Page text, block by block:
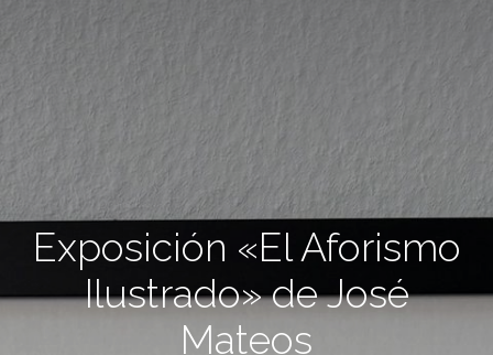
Exposición «El Aforismo
Ilustrado» de José
Mateos